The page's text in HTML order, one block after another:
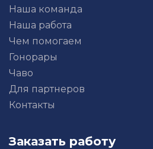
Наша команда
Наша работа
Чем помогаем
Гонорары
Чаво
Для партнеров
Контакты
Заказать работу